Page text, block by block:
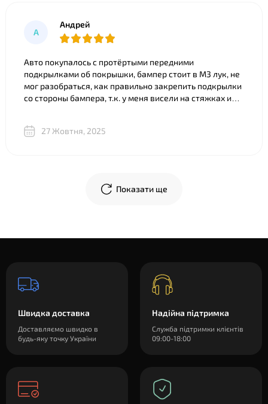
А
Андрей
Авто покупалось с протёртыми передними
подкрылками об покрышки, бампер стоит в M3 лук, не
мог разобраться, как правильно закрепить подкрылки
со стороны бампера, т.к. у меня висели на стяжках и
объяснили, показали разницу между двумя почти
27 Жовтня, 2025
Показати ще
Швидка доставка
Доставляємо швидко в
будь-яку точку України
Надійна підтримка
Служба підтримки клієнтів
09:00-18:00